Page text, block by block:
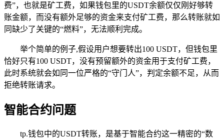
费”，也就是矿工费，如果钱包里的USDT余额仅仅刚好够转
账金额，而没有额外足够的资金来支付矿工费，那么转账就如
同缺少了关键的“燃料”，无法顺利完成。
举个简单的例子,假设用户想要转出100 USDT，但钱包里
恰好只有100 USDT，没有预留额外的资金用于支付矿工费，
此时系统就会如同一位严格的“守门人”，判定余额不足，从而
拒绝转账请求。
智能合约问题
tp.钱包中的USDT转账，是基于智能合约这一精密的“数